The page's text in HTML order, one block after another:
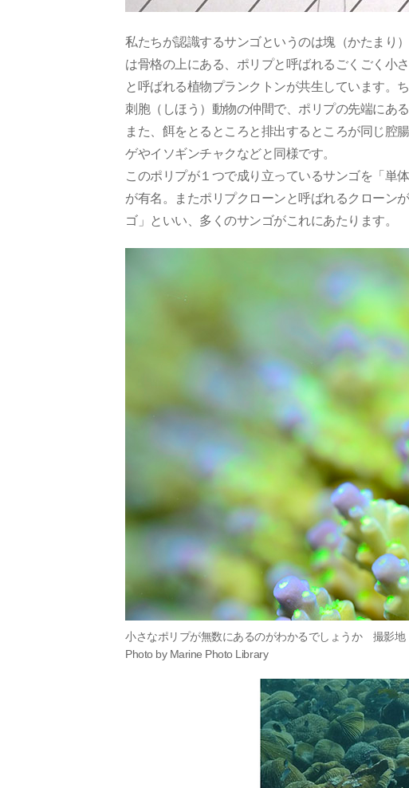
私たちが認識するサンゴというのは塊（かたまり
は骨格の上にある、ポリプと呼ばれるごくごく小
と呼ばれる植物プランクトンが共生しています。
刺胞（しほう）動物の仲間で、ポリプの先端にあ
また、餌をとるところと排出するところが同じ腔
ゲやイソギンチャクなどと同様です。
このポリプが１つで成り立っているサンゴを「単
が有名。またポリプクローンと呼ばれるクローン
ゴ」といい、多くのサンゴがこれにあたります。
小さなポリプが無数にあるのがわかるでしょうか 撮影地
Photo by Marine Photo Library